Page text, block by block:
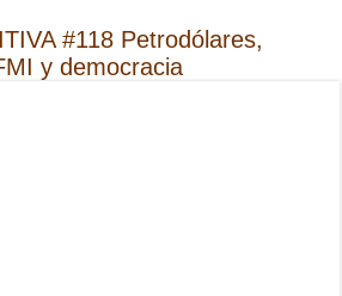
#118 Petrodólares,
y democracia